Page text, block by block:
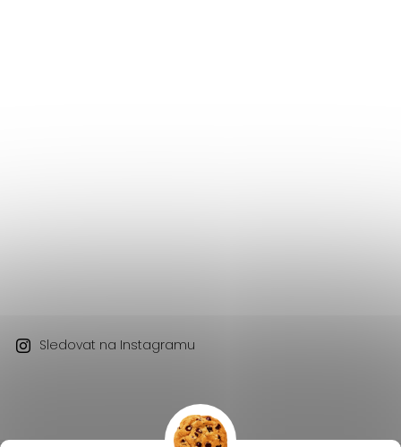
Sledovat na Instagramu